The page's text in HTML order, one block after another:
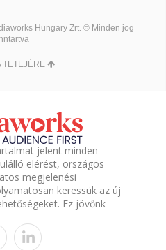
Hungary Zrt. © Minden jog
TETEJÉRE
jelent minden
elérést, országos
megjelenési
keressük az új
Ez jövőnk